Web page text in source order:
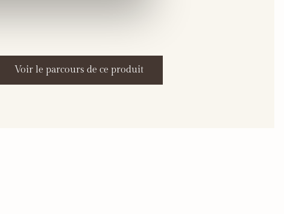
Voir le parcours de ce produit